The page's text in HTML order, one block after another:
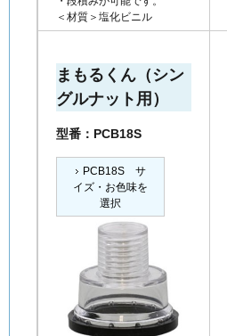
＜材質＞塩化ビニル
まもるくん（シン
グルナット用）
型番：PCB18S
PCB18S サ
イズ・お色味を
選択